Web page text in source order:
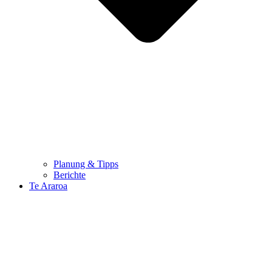
Planung & Tipps
Berichte
Te Araroa